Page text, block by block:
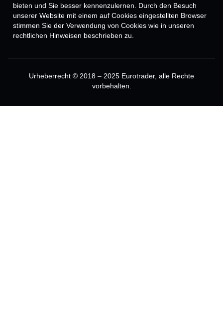
bieten und Sie besser kennenzulernen. Durch den Besuch
unserer Website mit einem auf Cookies eingestellten Browser
stimmen Sie der Verwendung von Cookies wie in unseren
rechtlichen Hinweisen beschrieben zu.
Urheberrecht © 2018 – 2025 Eurotrader, alle Rechte
vorbehalten.